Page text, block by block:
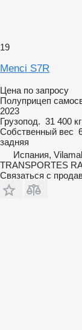
19
Menci S7R
Цена по запросу
Полуприцеп
2023
Грузопод. 31 400 кг
Собственный вес
задняя
Испания,
TRANSPORTES
Связаться с